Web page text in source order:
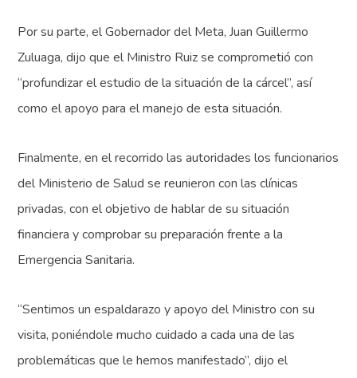
Por su parte, el Gobernador del Meta, Juan Guillermo
Zuluaga, dijo que el Ministro Ruiz se comprometió con
“profundizar el estudio de la situación de la cárcel”, así
como el apoyo para el manejo de esta situación.
Finalmente, en el recorrido las autoridades los funcionarios
del Ministerio de Salud se reunieron con las clínicas
privadas, con el objetivo de hablar de su situación
financiera y comprobar su preparación frente a la
Emergencia Sanitaria.
“Sentimos un espaldarazo y apoyo del Ministro con su
visita, poniéndole mucho cuidado a cada una de las
problemáticas que le hemos manifestado”, dijo el